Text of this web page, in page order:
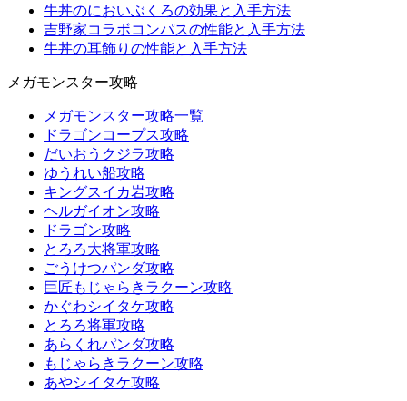
牛丼のにおいぶくろの効果と入手方法
吉野家コラボコンパスの性能と入手方法
牛丼の耳飾りの性能と入手方法
メガモンスター攻略
メガモンスター攻略一覧
ドラゴンコープス攻略
だいおうクジラ攻略
ゆうれい船攻略
キングスイカ岩攻略
ヘルガイオン攻略
ドラゴン攻略
とろろ大将軍攻略
ごうけつパンダ攻略
巨匠もじゃらきラクーン攻略
かぐわシイタケ攻略
とろろ将軍攻略
あらくれパンダ攻略
もじゃらきラクーン攻略
あやシイタケ攻略